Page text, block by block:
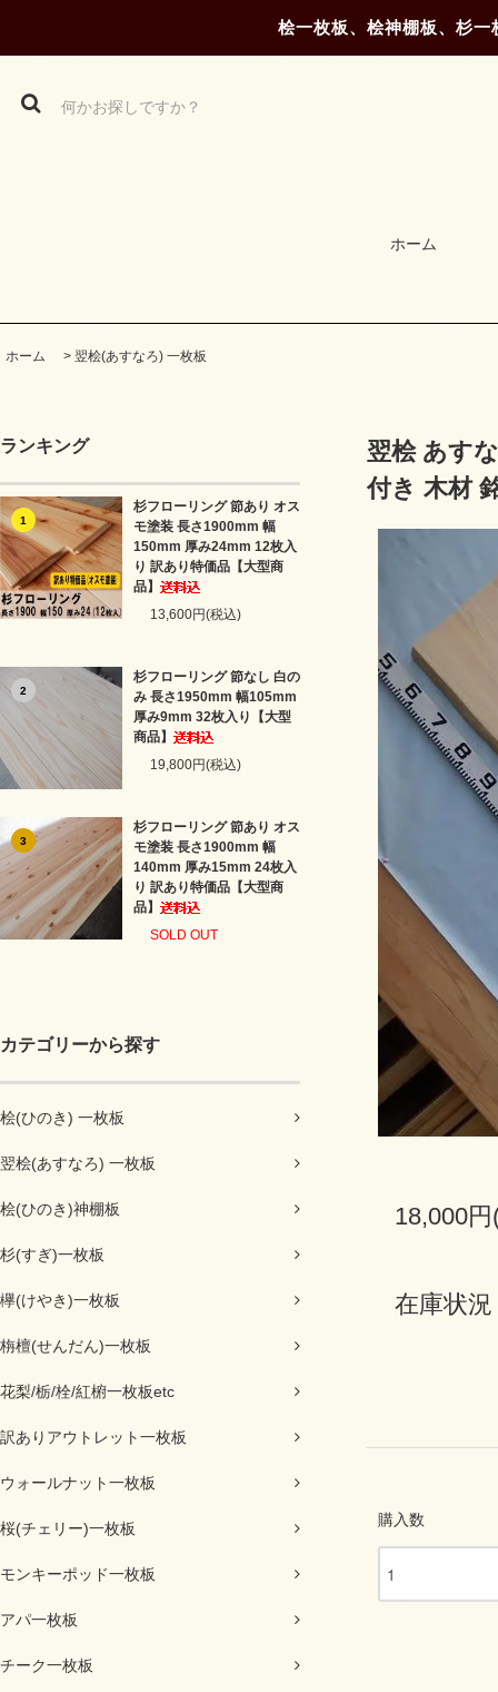
桧一枚板、桧神棚板、杉
ホーム
ホーム > 翌桧(あすなろ) 一枚板
ランキング
1
杉フローリング 節あり オス
モ塗装 長さ1900mm 幅
150mm 厚み24mm 12枚入
り 訳あり特価品【大型商
品】
13,600円(税込)
2
杉フローリング 節なし 白の
み 長さ1950mm 幅105mm
厚み9mm 32枚入り【大型
商品】
19,800円(税込)
3
杉フローリング 節あり オス
モ塗装 長さ1900mm 幅
140mm 厚み15mm 24枚入
り 訳あり特価品【大型商
品】
SOLD OUT
カテゴリーから探す
桧(ひのき) 一枚板
翌桧(あすなろ) 一枚板
桧(ひのき)神棚板
杉(すぎ)一枚板
欅(けやき)一枚板
栴檀(せんだん)一枚板
花梨/栃/栓/紅椨一枚板etc
訳ありアウトレット一枚板
ウォールナット一枚板
桜(チェリー)一枚板
モンキーポッド一枚板
アパ一枚板
チーク一枚板
翌桧 あす
付き 木材
18,000
在庫状
購入数